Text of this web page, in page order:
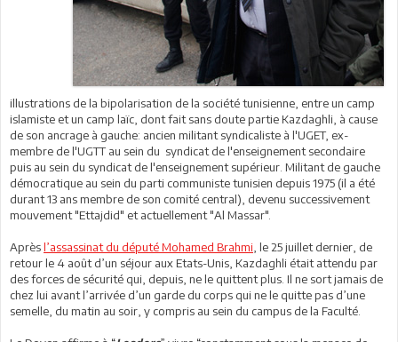
illustrations de la bipolarisation de la société tunisienne, entre un camp
islamiste et un camp laïc, dont fait sans doute partie Kazdaghli, à cause
de son ancrage à gauche: ancien militant syndicaliste à l'UGET, ex-
membre de l'UGTT au sein du syndicat de l'enseignement secondaire
puis au sein du syndicat de l'enseignement supérieur. Militant de gauche
démocratique au sein du parti communiste tunisien depuis 1975 (il a été
durant 13 ans membre de son comité central), devenu successivement
mouvement "Ettajdid" et actuellement "Al Massar".
Aprèsl’assassinat du député Mohamed Brahmi , le 25 juillet dernier, de
retour le 4 août d’un séjour aux Etats-Unis, Kazdaghli était attendu par
des forces de sécurité qui, depuis, ne le quittent plus. Il ne sort jamais de
chez lui avant l’arrivée d’un garde du corps qui ne le quitte pas d’une
semelle, du matin au soir, y compris au sein du campus de la Faculté.